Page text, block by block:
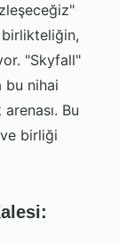
"Skyfall"
bu nihai
Bu
birliği